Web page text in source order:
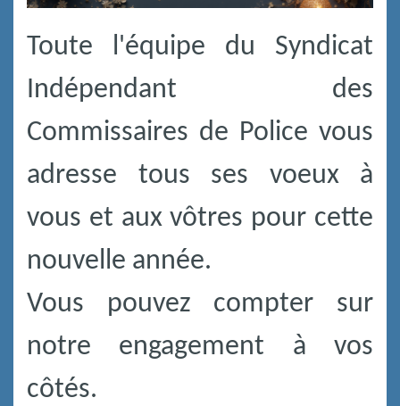
Toute l'équipe du Syndicat
Indépendant des
Commissaires de Police vous
adresse tous ses voeux à
vous et aux vôtres pour cette
nouvelle année.
Vous pouvez compter sur
notre engagement à vos
côtés.